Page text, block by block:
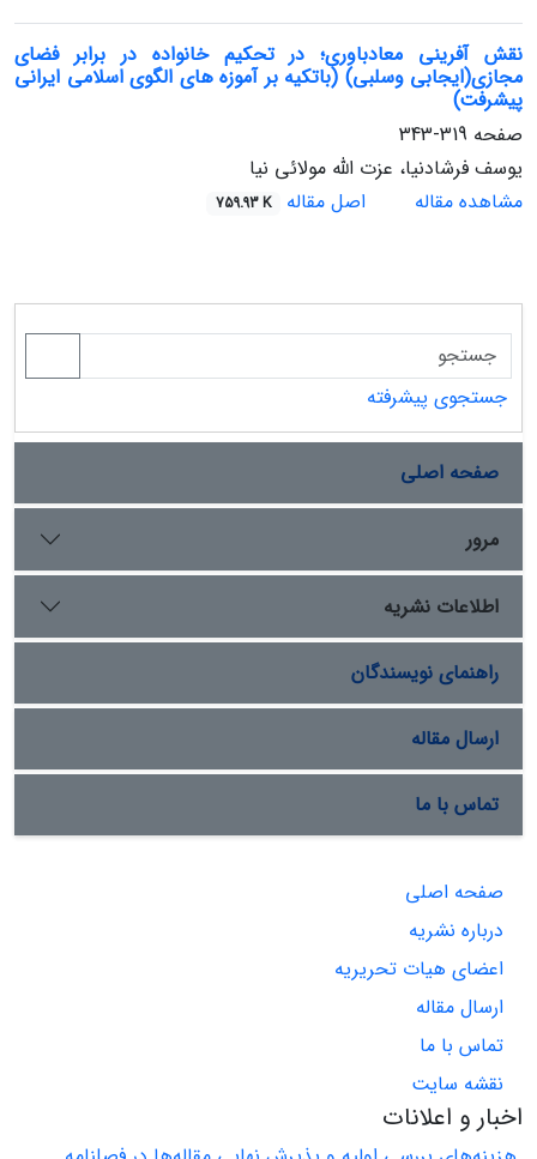
نقش آفرینی معادباوری؛ در تحکیم خانواده در برابر فضای
مجازی(ایجابی وسلبی) (باتکیه بر آموزه های الگوی اسلامی ایرانی
پیشرفت)
صفحه 319-343
یوسف فرشادنیا، عزت الله مولائی نیا
مشاهده مقاله
اصل مقاله 759.93 K
جستجوی پیشرفته
صفحه اصلی
مرور
اطلاعات نشریه
راهنمای نویسندگان
ارسال مقاله
تماس با ما
صفحه اصلی
درباره نشریه
اعضای هیات تحریریه
ارسال مقاله
تماس با ما
نقشه سایت
اخبار و اعلانات